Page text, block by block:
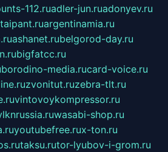
112.ruadler-jun.ruadonyev.ru
argentinamia.ru
ashanet.rubelgorod-day.ru
bigfatcc.ru
borodino-media.rucard-voice.ru
zvonitut.ruzebra-tlt.ru
vintovoykompressor.ru
wasabi-shop.ru
youtubefree.rux-ton.ru
taksu.rutor-lyubov-i-grom.ru